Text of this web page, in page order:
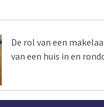
De rol van een
van een huis in en